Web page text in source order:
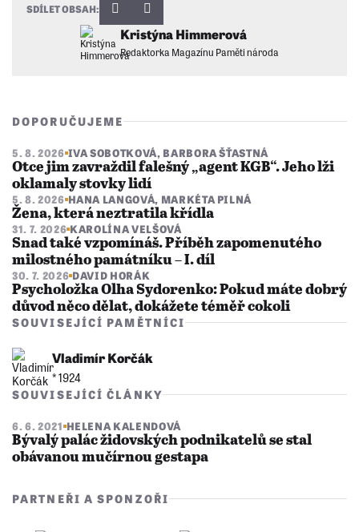
Kristýna Himmerová
Redaktorka Magazínu Paměti národa
SDÍLET OBSAH:
DOPORUČUJEME
5. 8. 2026 IVA SOBOTKOVÁ, BARBORA ŠŤASTNÁ
Otce jim zavraždil falešný „agent KGB“. Jeho lži
oklamaly stovky lidí
5. 8. 2026 HANA LANGOVÁ, MARKÉTA PILNÁ
Žena, která neztratila křídla
31. 7. 2026 KAROLÍNA VELŠOVÁ
Snad také vzpomínáš. Příběh zapomenutého
milostného památníku – I. díl
30. 7. 2026 DAVID HORÁK
Psycholožka Olha Sydorenko: Pokud máte dobrý
důvod něco dělat, dokážete téměř cokoli
SOUVISEJÍCÍ PAMĚTNÍCI
Vladimír Korčák
* 1924
SOUVISEJÍCÍ ČLÁNKY
6. 6. 2021 HELENA KALENDOVÁ
Bývalý palác židovských podnikatelů se stal
obávanou mučírnou gestapa
PARTNEŘI A SPONZOŘI